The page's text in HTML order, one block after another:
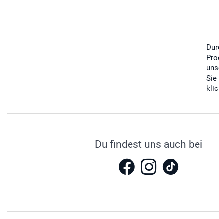
Sie
Du findest uns auch bei